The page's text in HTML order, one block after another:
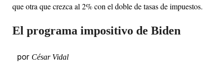
que otra que crezca al 2% con el doble de tasas de impuestos.
El programa impositivo de Biden
por César Vidal